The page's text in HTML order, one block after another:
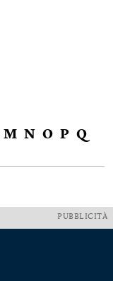
M N O P Q
PUBBLICITÀ